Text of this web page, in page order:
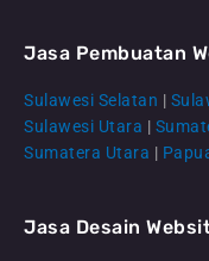
Jasa Pembuatan
Sulawesi Selatan |
Sulawesi Utara |
Sumatera Utara |
Jasa Desain